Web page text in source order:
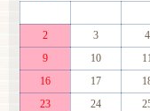
2
3 4
9
10
16
17
23
24